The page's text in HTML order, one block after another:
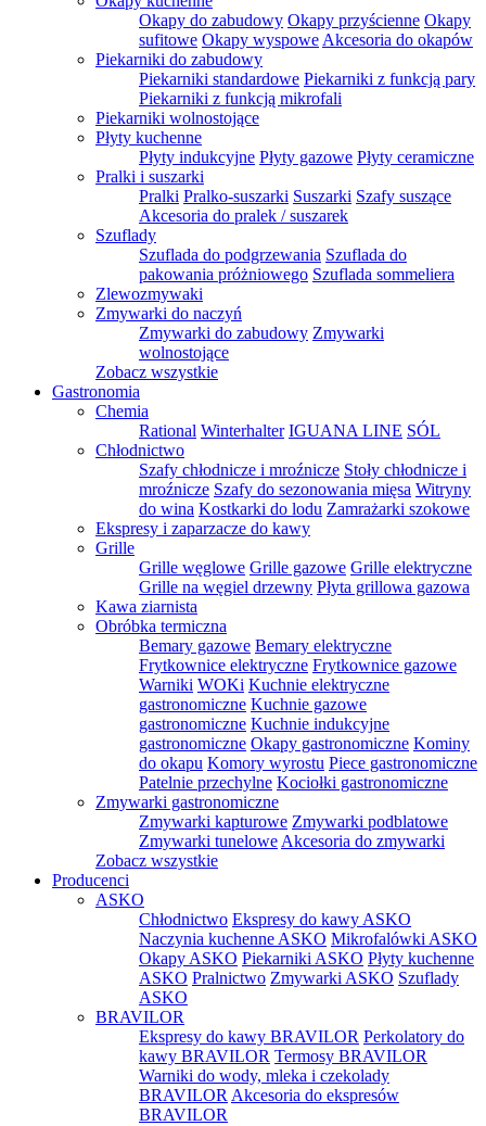
Okapy do zabudowy Okapy przyścienne Okapy
sufitowe Okapy wyspowe Akcesoria do okapów
Piekarniki do zabudowy
Piekarniki standardowe Piekarniki z funkcją pary
Piekarniki z funkcją mikrofali
Piekarniki wolnostojące
Płyty kuchenne
Płyty indukcyjne Płyty gazowe Płyty ceramiczne
Pralki i suszarki
Pralki Pralko-suszarki Suszarki Szafy suszące
Akcesoria do pralek / suszarek
Szuflady
Szuflada do podgrzewania Szuflada do
pakowania próżniowego Szuflada sommeliera
Zlewozmywaki
Zmywarki do naczyń
Zmywarki do zabudowy Zmywarki
wolnostojące
Zobacz wszystkie
Gastronomia
Chemia
Rational Winterhalter IGUANA LINE SÓL
Chłodnictwo
Szafy chłodnicze i mroźnicze Stoły chłodnicze i
mroźnicze Szafy do sezonowania mięsa Witryny
do wina Kostkarki do lodu Zamrażarki szokowe
Ekspresy i zaparzacze do kawy
Grille
Grille węglowe Grille gazowe Grille elektryczne
Grille na węgiel drzewny Płyta grillowa gazowa
Kawa ziarnista
Obróbka termiczna
Bemary gazowe Bemary elektryczne
Frytkownice elektryczne Frytkownice gazowe
Warniki WOKi Kuchnie elektryczne
gastronomiczne Kuchnie gazowe
gastronomiczne Kuchnie indukcyjne
gastronomiczne Okapy gastronomiczne Kominy
do okapu Komory wyrostu Piece gastronomiczne
Patelnie przechylne Kociołki gastronomiczne
Zmywarki gastronomiczne
Zmywarki kapturowe Zmywarki podblatowe
Zmywarki tunelowe Akcesoria do zmywarki
Zobacz wszystkie
Producenci
ASKO
Chłodnictwo Ekspresy do kawy ASKO
Naczynia kuchenne ASKO Mikrofalówki ASKO
Okapy ASKO Piekarniki ASKO Płyty kuchenne
ASKO Pralnictwo Zmywarki ASKO Szuflady
ASKO
BRAVILOR
Ekspresy do kawy BRAVILOR Perkolatory do
kawy BRAVILOR Termosy BRAVILOR
Warniki do wody, mleka i czekolady
BRAVILOR Akcesoria do ekspresów
BRAVILOR